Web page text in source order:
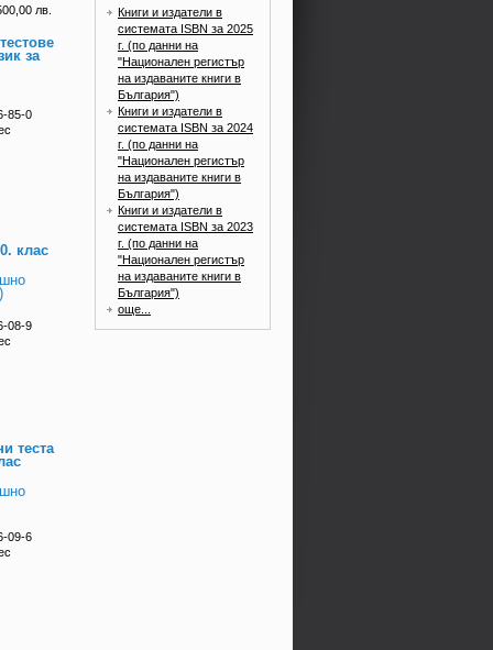
лв.
за
85-0
клас
08-9
теста
09-6
Книги и издатели в
системата ISBN за 2025
г. (по данни на
"Национален регистър
на издаваните книги в
България")
Книги и издатели в
системата ISBN за 2024
г. (по данни на
"Национален регистър
на издаваните книги в
България")
Книги и издатели в
системата ISBN за 2023
г. (по данни на
"Национален регистър
на издаваните книги в
България")
още...